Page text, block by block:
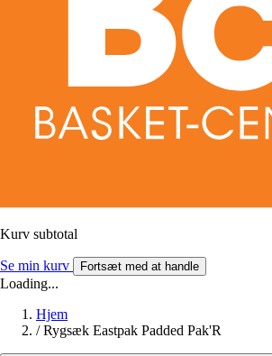
Kurv subtotal
Se min kurv Fortsæt med at handle
Loading...
Hjem
/ Rygsæk Eastpak Padded Pak'R